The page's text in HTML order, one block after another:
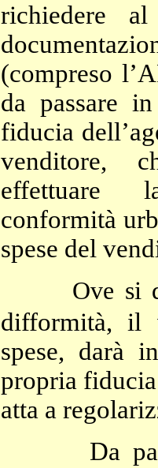
richiedere
(compreso
da passare
fiducia
venditore,
effettuare
conformità
spese del
Ove si
difformità, il
spese, darà
propria
atta a
Da